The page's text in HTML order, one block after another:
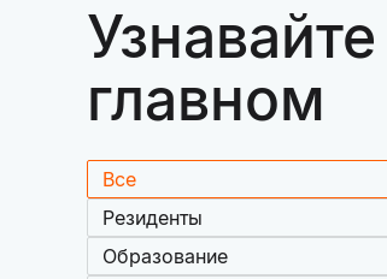
главном
Все
Резиденты
Образование